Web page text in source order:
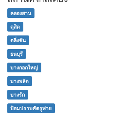
คลองสาน
ดุสิต
ตลิ่งชัน
ธนบุรี
บางกอกใหญ่
บางพลัด
บางรัก
ป้อมปราบศัตรูพ่าย